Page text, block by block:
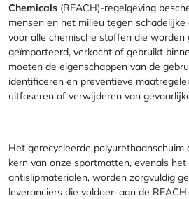
Chemicals (REACH)-regelgeving
mensen en het milieu tegen
voor alle chemische stoffen die worden
geïmporteerd, verkocht of gebruikt
moeten de eigenschappen van de
identificeren en preventieve
uitfaseren of verwijderen van
Het gerecycleerde
kern van onze sportmatten, evenals het
antislipmaterialen, worden zorgvuldig
leveranciers die voldoen aan de